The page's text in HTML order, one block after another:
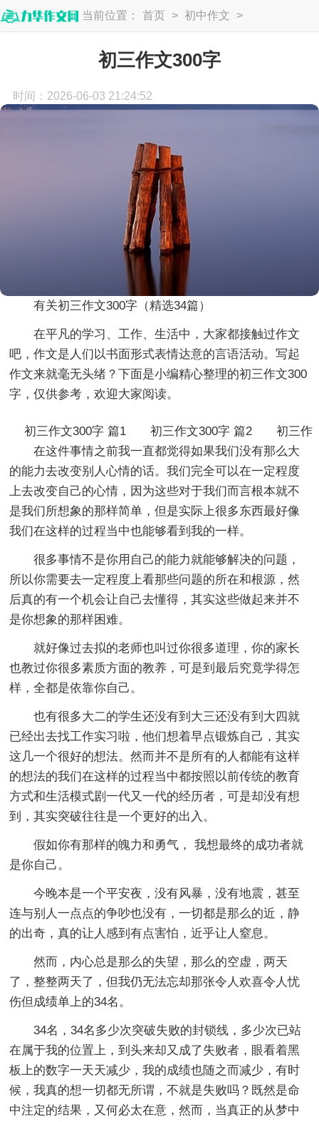
当前位置： 首页 > 初中作文 >
初三作文300字
时间：2026-06-03 21:24:52
有关初三作文300字（精选34篇）
在平凡的学习、工作、生活中，大家都接触过作文
吧，作文是人们以书面形式表情达意的言语活动。写起
作文来就毫无头绪？下面是小编精心整理的初三作文300
字，仅供参考，欢迎大家阅读。
初三作文300字 篇1
在这件事情之前我一直都觉得如果我们没有那么大
的能力去改变别人心情的话。我们完全可以在一定程度
上去改变自己的心情，因为这些对于我们而言根本就不
是我们所想象的那样简单，但是实际上很多东西最好像
我们在这样的过程当中也能够看到我的一样。
很多事情不是你用自己的能力就能够解决的问题，
所以你需要去一定程度上看那些问题的所在和根源，然
后真的有一个机会让自己去懂得，其实这些做起来并不
是你想象的那样困难。
就好像过去拟的老师也叫过你很多道理，你的家长
也教过你很多素质方面的教养，可是到最后究竟学得怎
样，全都是依靠你自己。
也有很多大二的学生还没有到大三还没有到大四就
已经出去找工作实习啦，他们想着早点锻炼自己，其实
这几一个很好的想法。然而并不是所有的人都能有这样
的想法的我们在这样的过程当中都按照以前传统的教育
方式和生活模式剧一代又一代的经历者，可是却没有想
到，其实突破往往是一个更好的出入。
假如你有那样的魄力和勇气， 我想最终的成功者就
是你自己。
初三作文300字 篇2
今晚本是一个平安夜，没有风暴，没有地震，甚至
连与别人一点点的争吵也没有，一切都是那么的近，静
的出奇，真的让人感到有点害怕，近乎让人窒息。
然而，内心总是那么的失望，那么的空虚，两天
了，整整两天了，但我仍无法忘却那张令人欢喜令人忧
伤但成绩单上的34名。
34名，34名多少次突破失败的封锁线，多少次已站
在属于我的位置上，到头来却又成了失败者，眼看着黑
板上的数字一天天减少，我的成绩也随之而减少，有时
候，我真的想一切都无所谓，不就是失败吗？既然是命
中注定的结果，又何必太在意，然而，当真正的从梦中
初三作